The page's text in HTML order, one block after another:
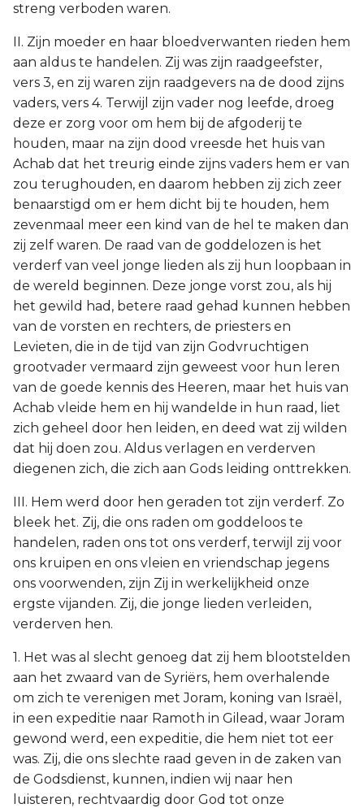
streng verboden waren.
II. Zijn moeder en haar bloedverwanten rieden hem
aan aldus te handelen. Zij was zijn raadgeefster,
vers 3, en zij waren zijn raadgevers na de dood zijns
vaders, vers 4. Terwijl zijn vader nog leefde, droeg
deze er zorg voor om hem bij de afgoderij te
houden, maar na zijn dood vreesde het huis van
Achab dat het treurig einde zijns vaders hem er van
zou terughouden, en daarom hebben zij zich zeer
benaarstigd om er hem dicht bij te houden, hem
zevenmaal meer een kind van de hel te maken dan
zij zelf waren. De raad van de goddelozen is het
verderf van veel jonge lieden als zij hun loopbaan in
de wereld beginnen. Deze jonge vorst zou, als hij
het gewild had, betere raad gehad kunnen hebben
van de vorsten en rechters, de priesters en
Levieten, die in de tijd van zijn Godvruchtigen
grootvader vermaard zijn geweest voor hun leren
van de goede kennis des Heeren, maar het huis van
Achab vleide hem en hij wandelde in hun raad, liet
zich geheel door hen leiden, en deed wat zij wilden
dat hij doen zou. Aldus verlagen en verderven
diegenen zich, die zich aan Gods leiding onttrekken.
III. Hem werd door hen geraden tot zijn verderf. Zo
bleek het. Zij, die ons raden om goddeloos te
handelen, raden ons tot ons verderf, terwijl zij voor
ons kruipen en ons vleien en vriendschap jegens
ons voorwenden, zijn Zij in werkelijkheid onze
ergste vijanden. Zij, die jonge lieden verleiden,
verderven hen.
1. Het was al slecht genoeg dat zij hem blootstelden
aan het zwaard van de Syriërs, hem overhalende
om zich te verenigen met Joram, koning van Israël,
in een expeditie naar Ramoth in Gilead, waar Joram
gewond werd, een expeditie, die hem niet tot eer
was. Zij, die ons slechte raad geven in de zaken van
de Godsdienst, kunnen, indien wij naar hen
luisteren, rechtvaardig door God tot onze